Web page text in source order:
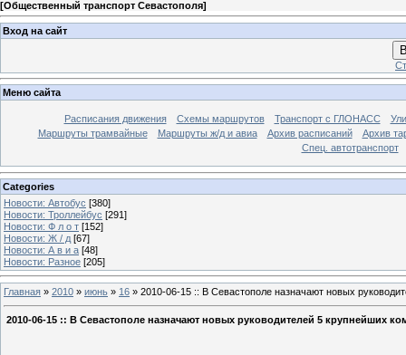
[Общественный транспорт Севастополя]
Вход на сайт
Меню сайта
Расписания движения Схемы маршрутов Транспорт с ГЛОНАСС
Маршруты трамвайные
Маршруты ж/д и авиа Архив расписаний
Архив
Спец. автотранспорт
Categories
Новости: Автобус [380]
Новости: Троллейбус [291]
Новости: Ф л о т [152]
Новости: Ж / д [67]
Новости: А в и а [48]
Новости: Разное [205]
Главная » 2010 » июнь » 16 » 2010-06-15 :: В Севастополе назначают новых
2010-06-15 :: В Севастополе назначают новых руководителей 5 крупнейших